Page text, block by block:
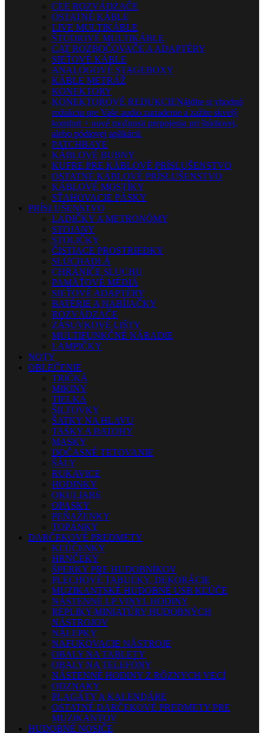
CEE ROZVÁDZAČE
OSTATNÉ KÁBLE
LIVE MULTIKÁBLE
ŠTÚDIOVÉ MULTIKÁBLE
CAT ROZBOČOVAČE A ADAPTÉRY
SIEŤOVÉ KÁBLE
ANALÓGOVÉ STAGEBOXY
KÁBLE METRÁŽ
KONEKTORY
KONEKTOROVÉ REDUKCIENájdite si vhodnú
redukciu pre Vaše audio zariadenie a zažite skvelý
komfort + nové možnosti prepojenia pri štúdiovej,
alebo pódiovej aplikácii.
PATCHBAYE
KÁBLOVÉ BUBNY
KUFRE PRE KÁBLOVÉ PRÍSLUŠENSTVO
OSTATNÉ KÁBLOVÉ PRÍSLUŠENSTVO
KÁBLOVÉ MOSTÍKY
SŤAHOVACIE PÁSKY
PRÍSLUŠENSTVO
LADIČKY A METRONÓMY
STOJANY
STOLIČKY
ČISTIACE PROSTRIEDKY
SLÚCHADLÁ
CHRÁNIČE SLUCHU
PAMÄŤOVÉ MÉDIÁ
SIEŤOVÉ ADAPTÉRY
BATÉRIE A NABÍJAČKY
ROZVÁDZAČE
ZÁSUVKOVÉ LIŠTY
MULTIFUNKČNÉ NÁRADIE
LAMPIČKY
NOTY
OBLEČENIE
TRIČKÁ
MIKINY
TIELKA
ŠILTOVKY
ŠATKY NA HLAVU
TAŠKY A BATOHY
MASKY
DOČASNÉ TETOVANIE
ŠÁLY
RUKAVICE
HODINKY
OKULIARE
OPASKY
PEŇAŽENKY
TOPÁNKY
DARČEKOVÉ PREDMETY
KĽÚČENKY
HRNČEKY
ŠPERKY PRE HUDOBNÍKOV
PLECHOVÉ TABUĽKY, DEKORÁCIE
MUZIKANTSKÉ HUDOBNÉ USB KĽÚČE
NÁSTENNÉ LP VINYL HODINY
REPLIKY-MINIATÚRY HUDOBNÝCH
NÁSTROJOV
NÁLEPKY
NAFUKOVACIE NÁSTROJE
OBALY NA TABLETY
OBALY NA TELEFÓNY
NÁSTENNÉ HODINY Z RÔZNYCH VECÍ
ODZNAKY
PLAGÁTY A KALENDÁRE
OSTATNÉ DARČEKOVÉ PREDMETY PRE
MUZIKANTOV
HUDOBNÉ NOSIČE